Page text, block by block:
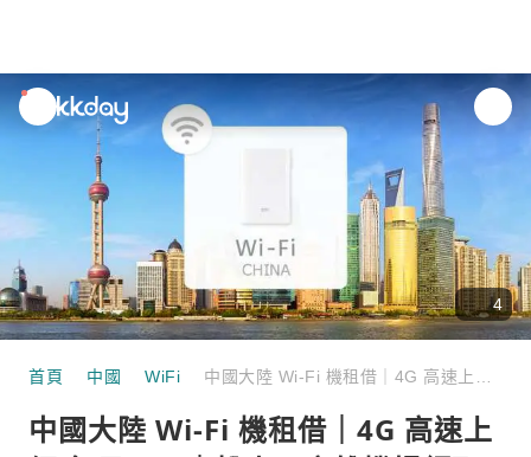
unread
notifications
4
首頁 中國 WiFi
中國大陸 Wi-Fi 機租借｜4G 高速上